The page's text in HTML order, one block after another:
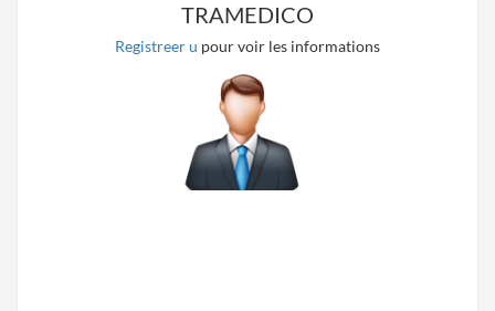
TRAMEDICO
Registreer u pour voir les informations